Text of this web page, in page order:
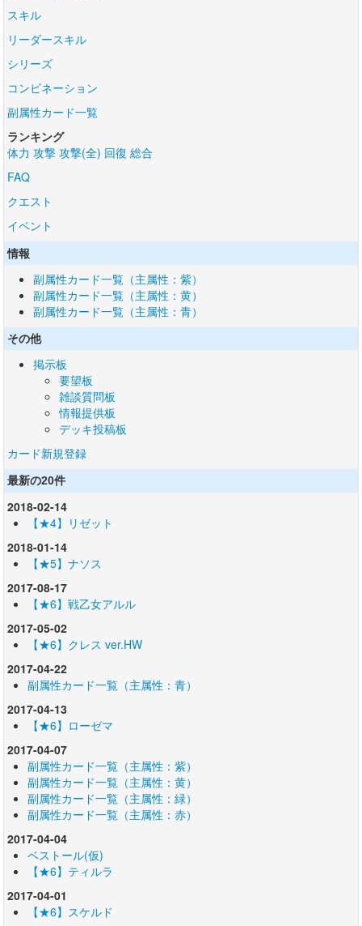
スキル
リーダースキル
シリーズ
コンビネーション
副属性カード一覧
ランキング
体力 攻撃 攻撃(全) 回復 総合
FAQ
クエスト
イベント
情報
副属性カード一覧（主属性：紫）
副属性カード一覧（主属性：黄）
副属性カード一覧（主属性：青）
その他
掲示板
要望板
雑談質問板
情報提供板
デッキ投稿板
カード新規登録
最新の20件
2018-02-14
【★4】リゼット
2018-01-14
【★5】ナソス
2017-08-17
【★6】戦乙女アルル
2017-05-02
【★6】クレス ver.HW
2017-04-22
副属性カード一覧（主属性：青）
2017-04-13
【★6】ローゼマ
2017-04-07
副属性カード一覧（主属性：紫）
副属性カード一覧（主属性：黄）
副属性カード一覧（主属性：緑）
副属性カード一覧（主属性：赤）
2017-04-04
ベストール(仮)
【★6】ティルラ
2017-04-01
【★6】スケルド